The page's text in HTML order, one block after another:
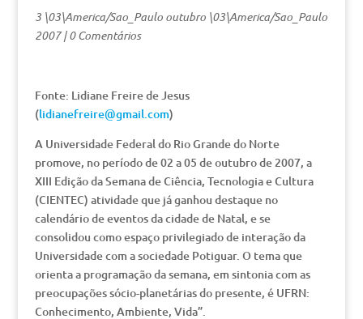
3 \03\America/Sao_Paulo outubro \03\America/Sao_Paulo
2007|0 Comentários
Fonte: Lidiane Freire de Jesus
(lidianefreire@gmail.com)
A Universidade Federal do Rio Grande do Norte
promove, no período de 02 a 05 de outubro de 2007, a
XIII Edição da Semana de Ciência, Tecnologia e Cultura
(CIENTEC) atividade que já ganhou destaque no
calendário de eventos da cidade de Natal, e se
consolidou como espaço privilegiado de interação da
Universidade com a sociedade Potiguar. O tema que
orienta a programação da semana, em sintonia com as
preocupações sócio-planetárias do presente, é UFRN:
Conhecimento, Ambiente, Vida”.